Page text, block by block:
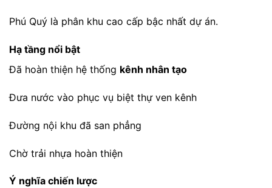
Phú Quý là phân khu cao cấp bậc nhất dự án.
Hạ tầng nổi bật
Đã hoàn thiện hệ thống kênh nhân tạo
Đưa nước vào phục vụ biệt thự ven kênh
Đường nội khu đã san phẳng
Chờ trải nhựa hoàn thiện
Ý nghĩa chiến lược